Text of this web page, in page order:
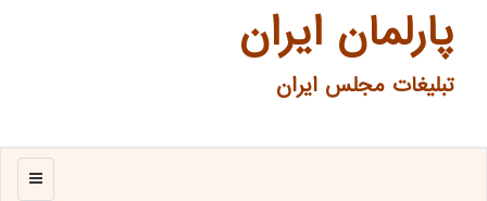
پارلمان ایران
تبلیغات مجلس ایران
منو